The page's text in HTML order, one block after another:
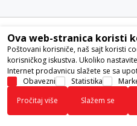
Nastojimo da budemo što
samih cena, ali ne možemo
bez grešaka. Svi artikli prikazani
podrazumeva da su
Ova web-stranica koristi
Poštovani korisniče, naš sajt koristi
korisničkog iskustva. Ukoliko
Internet prodavnicu slažete se sa
Obavezni
Statistika
Pročitaj više
Slažem se